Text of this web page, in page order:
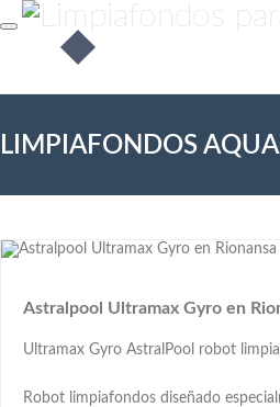
LIMPIAFONDOS
Astralpool Ultramax Gyro en
Ultramax Gyro AstralPool robot
Robot limpiafondos diseñado